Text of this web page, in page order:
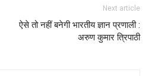
Next article
ऐसे तो नहीं बनेगी भारतीय ज्ञान प्रणाली :
अरुण कुमार त्रिपाठी